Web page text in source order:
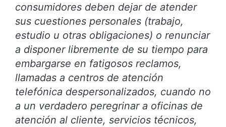
consumidores deben dejar de atender
sus cuestiones personales (trabajo,
estudio u otras obligaciones) o renunciar
a disponer libremente de su tiempo para
embargarse en fatigosos reclamos,
llamadas a centros de atención
telefónica despersonalizados, cuando no
a un verdadero peregrinar a oficinas de
atención al cliente, servicios técnicos,